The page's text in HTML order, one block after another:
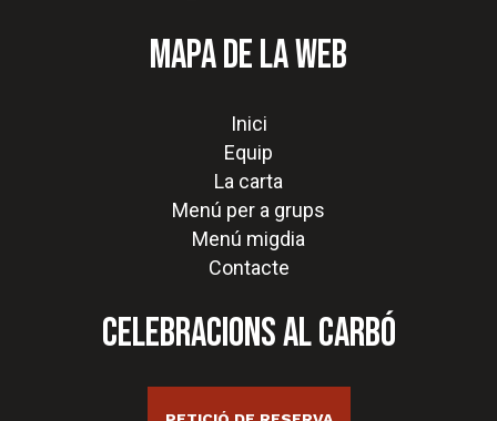
MAPA DE LA WEB
Inici
Equip
La carta
Menú per a grups
Menú migdia
Contacte
CELEBRACIONS AL CARBÓ